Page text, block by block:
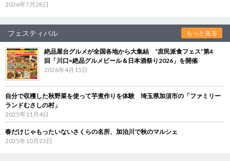
2026年7月28日
フェスティバル もっと見る
絶品屋台グルメが全国各地から大集結 “庶民派食フェス”第4
回「川口×絶品グルメビール＆日本酒祭り2026」を開催
2026年4月15日
自分で収穫した秋野菜を使って芋煮作りを体験 埼玉県加須市の「ファミリー
ランドむさしの村」
2025年11月4日
春だけじゃもったいないさくらの名所、加治川で秋のマルシェ
2025年10月23日